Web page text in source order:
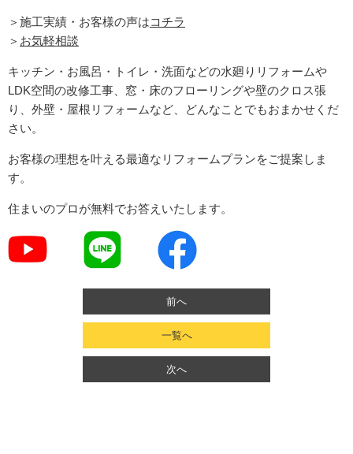
＞施工実績・お客様の声はコチラ
＞ お気軽相談
キッチン・お風呂・トイレ・洗面などの水廻りリフォームや
LDK空間の改修工事、窓・床のフローリングや壁のクロス張
り、外壁・屋根リフォームなど、どんなことでもおまかせくだ
さい。
お客様の理想を叶える最適なリフォームプランをご提案しま
す。
住まいのプロが無料でお答えいたします。
前へ
一覧へ
次へ